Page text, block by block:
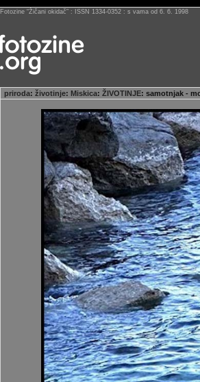
Fotozine “Žičani okidač” : ISSN 1334-0352 : s vama od 6. 6. 1998
priroda: životinje: Miskica: ŽIVOTINJE: samotnjak -